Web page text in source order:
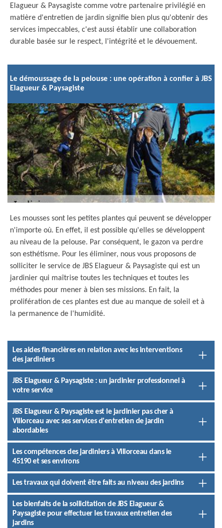
Elagueur & Paysagiste comme votre partenaire privilégié en
matière d'entretien de jardin signifie bien plus qu'obtenir des
services impeccables, c'est aussi établir une collaboration
durable basée sur le respect, l'intégrité et le dévouement.
Le démoussage de la pelouse : une opération à confier à JBS
Elagueur & Paysagiste
Les mousses sont les petites plantes qui peuvent se développer
n'importe où. En effet, il est possible qu'elles se développent
au niveau de la pelouse. Par conséquent, le gazon va perdre
son esthétisme. Pour les éliminer, nous vous proposons de
solliciter le service de JBS Elagueur & Paysagiste qui est un
jardinier qui maîtrise toutes les techniques et toutes les
méthodes pour mener à bien ses missions. En fait, la
prolifération de ces plantes est due au manque de soleil et à
la permanence de l'humidité.
Les aides financières en relation avec les interventions
des jardiniers
JBS Elagueur & Paysagiste : un jardinier professionnel à
votre service
JBS Elagueur & Paysagiste est le jardinier pas cher à
Villorceau avec ses services d'entretien de jardin
abordables
Les compétences des jardiniers à Villorceau dans le
45190 et ses environs
Les travaux qui doivent être faits au niveau des jardins
Les bienfaits de la sollicitation de JBS Elagueur &
Paysagiste pour effectuer les travaux entretien des
jardins